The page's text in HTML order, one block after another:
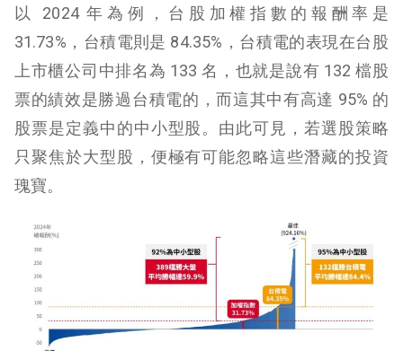
以 2024 年為例，台股加權指數的報酬率是
31.73%，台積電則是 84.35%，台積電的表現在台股
上市櫃公司中排名為 133 名，也就是說有 132 檔股
票的績效是勝過台積電的，而這其中有高達 95% 的
股票是定義中的中小型股。由此可見，若選股策略
只聚焦於大型股，便極有可能忽略這些潛藏的投資
瑰寶。